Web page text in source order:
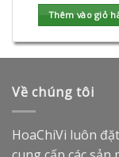
Thêm vào giỏ
Về chúng tôi
HoaChiVi luôn